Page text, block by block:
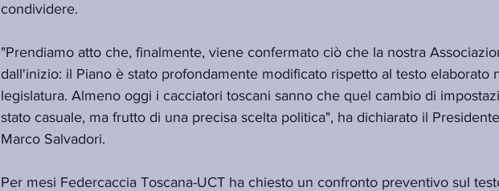
condividere.
"Prendiamo atto che, finalmente, viene confermato ciò che la nostra
dall'inizio: il Piano è stato profondamente modificato rispetto al testo elaborato
legislatura. Almeno oggi i cacciatori toscani sanno che quel cambio di
stato casuale, ma frutto di una precisa scelta politica", ha dichiarato il
Marco Salvadori.
Per mesi Federcaccia Toscana-UCT ha chiesto un confronto preventivo sul